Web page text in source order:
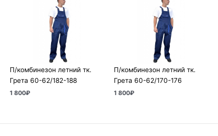
П/комбинезон летний тк.
Грета 60-62/182-188
1 800₽
П/комбинезон летний тк.
Грета 60-62/170-176
1 800₽